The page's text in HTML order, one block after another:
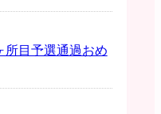
所目予選通過おめ